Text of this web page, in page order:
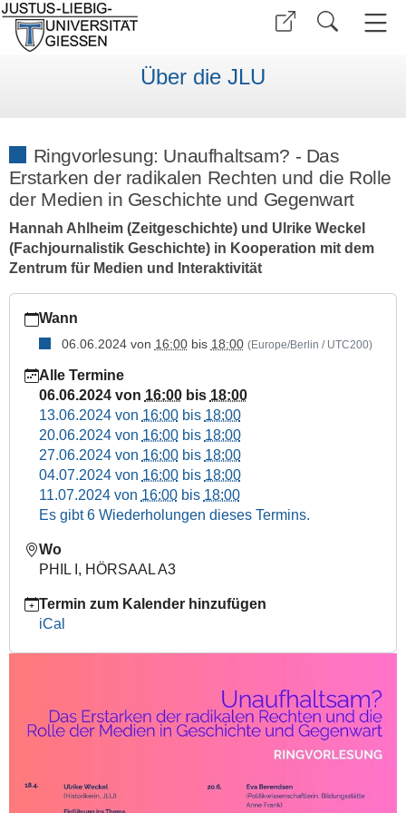
Über die JLU
Ringvorlesung: Unaufhaltsam? - Das
Erstarken der radikalen Rechten und die Rolle
der Medien in Geschichte und Gegenwart
Hannah Ahlheim (Zeitgeschichte) und Ulrike Weckel
(Fachjournalistik Geschichte) in Kooperation mit dem
Zentrum für Medien und Interaktivität
giessen.de/de/ueber-
uns/veranstaltungen/sonstige/ringvorlesung2024/2024-
06
Ringvorlesung:
Unaufhaltsam?
Erstarken
radikalen
Rechten
Rolle
Medien
Gegenwart
06T16:00:00+02:00
Wann
06.06.2024von 16:00bis 18:00 (Europe/Berlin / UTC200)
Alle Termine
06.06.2024von 16:00bis 18:00
13.06.2024von 16:00bis 18:00
20.06.2024von 16:00bis 18:00
27.06.2024von 16:00bis 18:00
04.07.2024von 16:00bis 18:00
11.07.2024von 16:00bis 18:00
Es gibt 6 Wiederholungen dieses Termins.
Wo
PHIL I, HÖRSAAL A3
Termin zum Kalender hinzufügen
iCal